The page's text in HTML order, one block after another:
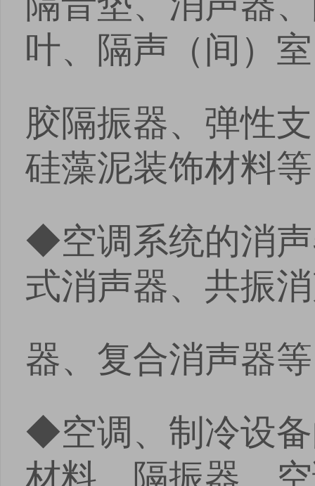
叶、隔声（间）
胶隔振器、弹性
硅藻泥装饰材料
◆空调系统的消
式消声器、共振
器、复合消声器
◆空调、制冷设
材料、隔振器、